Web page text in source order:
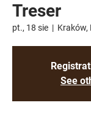
Treser
pt., 18 sie
  |
Kraków,
See